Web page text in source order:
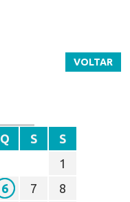
VOLTAR
Q S
S
1
6 7
8